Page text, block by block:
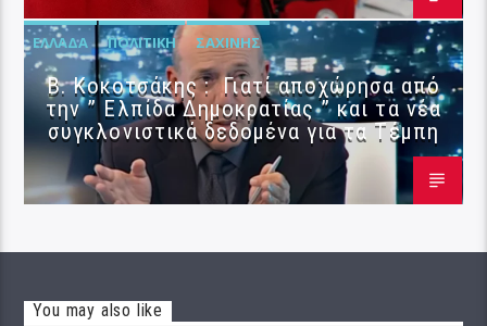
ΕΛΛΆΔΑ ΠΟΛΙΤΙΚΉ ΣΑΧΊΝΗΣ
Β. Κοκοτσάκης : Γιατί αποχώρησα από
την ” Ελπίδα Δημοκρατίας ” και τα νέα
συγκλονιστικά δεδομένα για τα Τέμπη
You may also like